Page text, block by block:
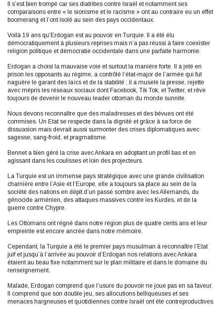
Il s’est bien trompé car ses diatribes contre Israël et notamment ses
comparaisons entre « le sionisme et le racisme » ont au contraire eu un effet
boomerang et l’ont isolé au sein des pays occidentaux.
Voilà 19 ans qu’Erdogan est au pouvoir en Turquie. Il a été élu
démocratiquement à plusieurs reprises mais n’a pas réussi à faire coexister
religion politique et démocratie occidentale dans une parfaite harmonie.
Erdogan a choisi la mauvaise voie et surtout la manière forte. Il a jeté en
prison les opposants au régime, a contrôlé l’état-major de l’armée qui fut
naguère le garant des laïcs et de la stabilité ; il a muselé la presse, rejette
avec mépris les réseaux sociaux dont Facebook, Tik Tok, et Twitter, et rêve
toujours de devenir le nouveau leader ottoman du monde sunnite.
Nous devons reconnaître que des maladresses et des bévues ont été
commises. Un Etat se respecte dans la dignité et grâce à sa force de
dissuasion mais devrait aussi surmonter des crises diplomatiques avec
sagesse, sang-froid, et pragmatisme.
Bennet a bien géré la crise avec Ankara en adoptant un profil bas et en
agissant dans les coulisses et loin des projecteurs.
La Turquie est un immense pays stratégique avec une grande civilisation
charnière entre l’Asie et l’Europe, elle a toujours sa place au sein de la
société des nations en dépit d’un passé sombre avec les Allemands, du
génocide arménien, des attaques massives contre les Kurdes, et de la
guerre contre Chypre.
Les Ottomans ont régné dans notre région plus de quatre cents ans et leur
empreinte est encore ancrée dans notre mémoire.
Cependant, la Turquie a été le premier pays musulman à reconnaître l’Etat
juif et jusqu’à l’arrivée au pouvoir d’Erdogan nos relations avec Ankara
étaient au beau fixe notamment sur le plan militaire et dans le domaine du
renseignement.
Malade, Erdogan comprend que l’usure du pouvoir ne joue pas en sa faveur.
Il comprend que son double jeu, ses allocutions belliqueuses et ses
menaces hargneuses et quotidiennes contre Israël ont été contreproductives.